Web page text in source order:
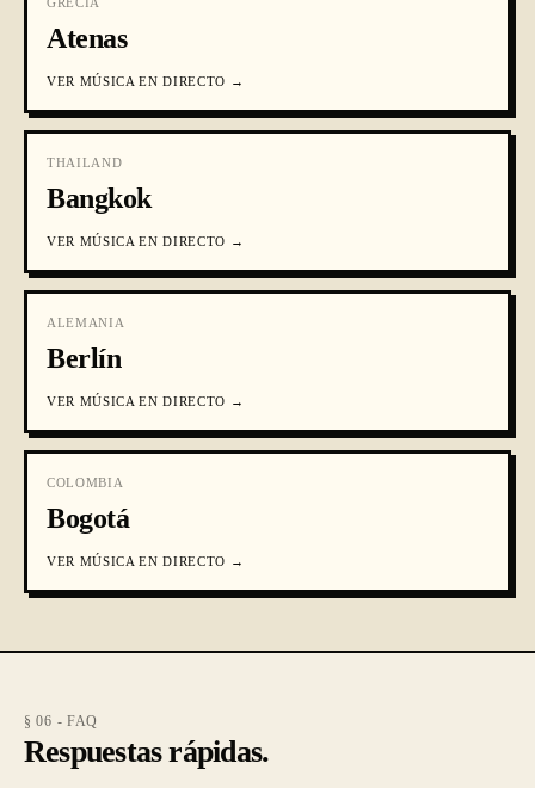
Atenas
VER MÚSICA EN DIRECTO →
THAILAND
Bangkok
VER MÚSICA EN DIRECTO →
ALEMANIA
Berlín
VER MÚSICA EN DIRECTO →
COLOMBIA
Bogotá
VER MÚSICA EN DIRECTO →
§ 06 - FAQ
Respuestas rápidas.